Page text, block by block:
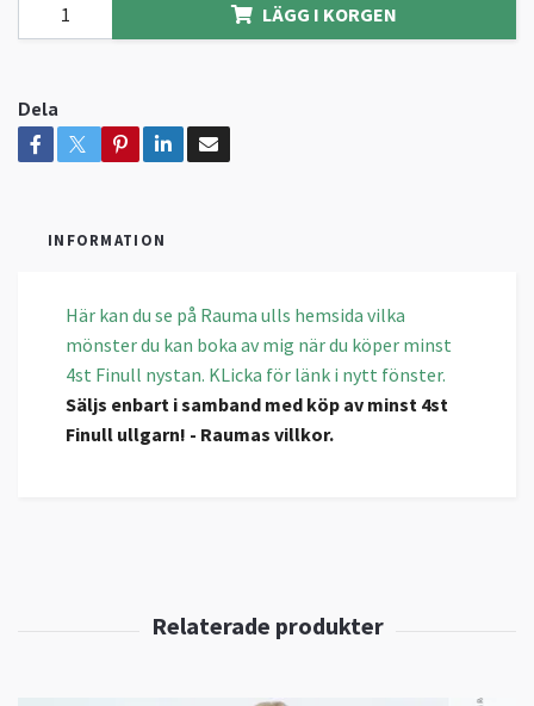
LÄGG I KORGEN
Dela
INFORMATION
Här kan du se på Rauma ulls hemsida vilka
mönster du kan boka av mig när du köper minst
4st Finull nystan. KLicka för länk i nytt fönster.
Säljs enbart i samband med köp av minst 4st
Finull ullgarn! - Raumas villkor.